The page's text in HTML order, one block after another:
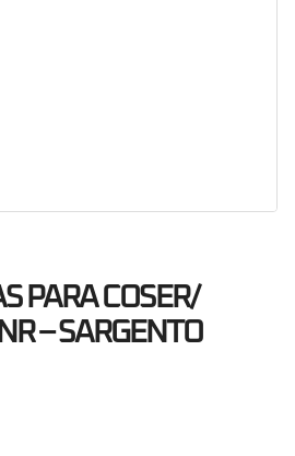
PARA COSER/
– SARGENTO